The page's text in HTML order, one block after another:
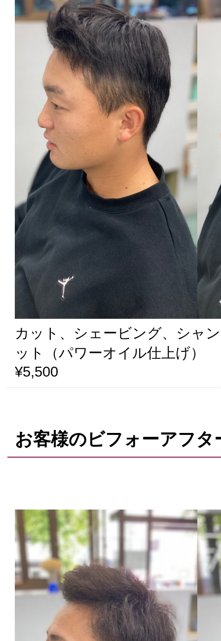
カット、シェービング、シャ
ット（パワーオイル仕上げ）
¥5,500
お客様のビフォーアフタ